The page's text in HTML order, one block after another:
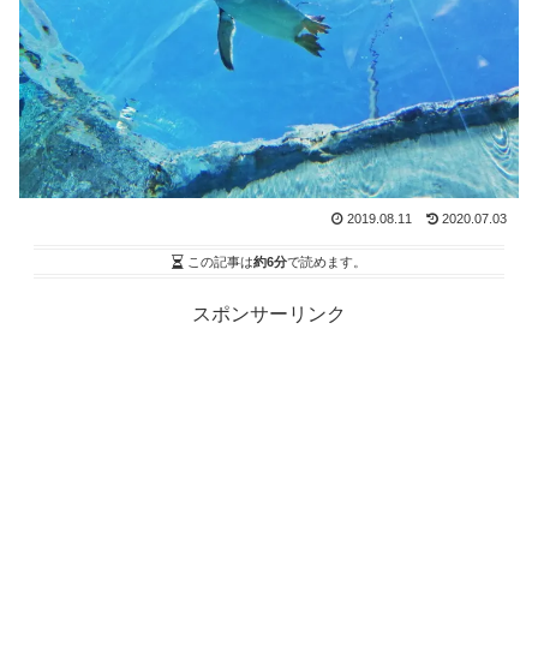
2019.08.11 2020.07.03
この記事は約6分で読めます。
スポンサーリンク